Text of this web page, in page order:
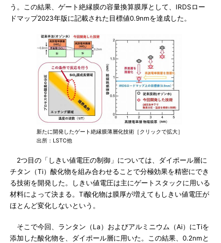
う。この結果、ゲート絶縁膜の容量換算膜厚として、IRDSロー
ドマップ2023年版に記載された目標値0.9nmを達成した。
新たに開発したゲート絶縁膜薄層化技術［クリックで拡大］
出所：LSTC他
2つ目の「しきい値電圧の制御」については、ダイポール層に
チタン（Ti）酸化物を組み合わせることで分極効果を精密にでき
る技術を開発した。しきい値電圧は主にゲートスタックに用いる
材料によって決まる。Ti酸化物は膜厚が増えてもしきい値電圧が
ほとんど変化しないという。
そこで今回、ランタン（La）およびアルミニウム（Ai）にTiを
添加した酸化物を、ダイポール層に用いた。この結果、0.2nmと